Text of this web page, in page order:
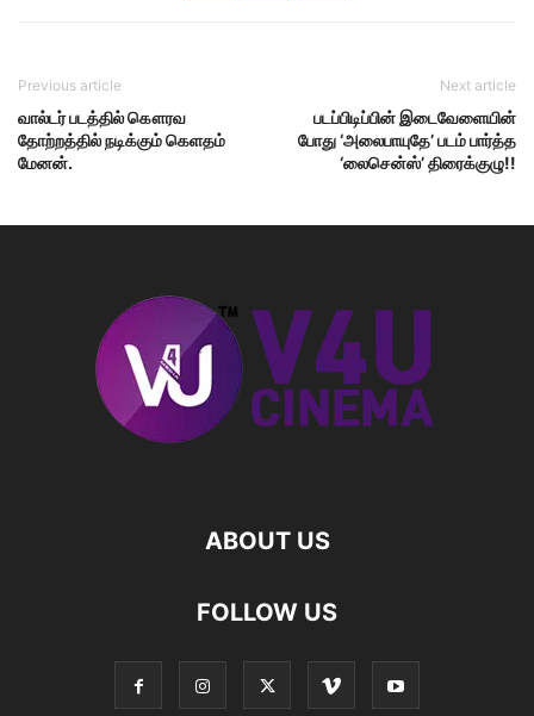
Previous article
வால்டர் படத்தில் கௌரவ
தோற்றத்தில் நடிக்கும் கெளதம்
மேனன்.
Next article
படப்பிடிப்பின் இடைவேளையின்
போது ‘அலைபாயுதே’ படம் பார்த்த
‘லைசென்ஸ்’ திரைக்குழு!!
ABOUT US
FOLLOW US